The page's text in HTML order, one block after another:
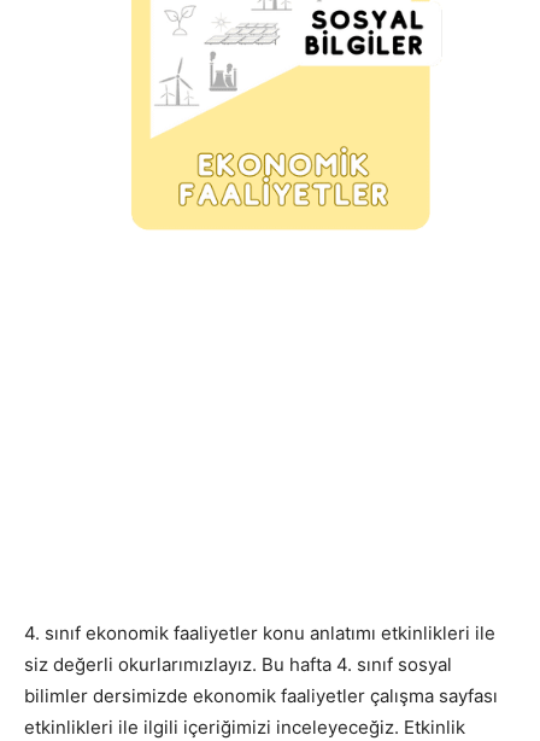
4. sınıf ekonomik faaliyetler konu anlatımı etkinlikleri ile
siz değerli okurlarımızlayız. Bu hafta 4. sınıf sosyal
bilimler dersimizde ekonomik faaliyetler çalışma sayfası
etkinlikleri ile ilgili içeriğimizi inceleyeceğiz. Etkinlik